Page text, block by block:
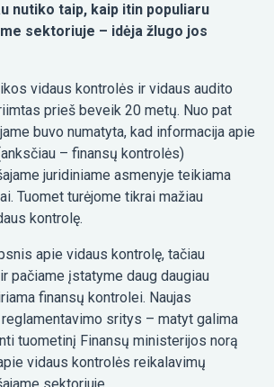
nutiko taip, kaip itin populiaru
sektoriuje – idėja žlugo jos
vidaus kontrolės ir vidaus audito
prieš beveik 20 metų. Nuo pat
buvo numatyta, kad informacija apie
– finansų kontrolės)
juridiniame asmenyje teikiama
Tuomet turėjome tikrai mažiau
kontrolę.
apie vidaus kontrolę, tačiau
pačiame įstatyme daug daugiau
finansų kontrolei. Naujas
sritys – matyt galima
tuometinį Finansų ministerijos norą
vidaus kontrolės reikalavimų